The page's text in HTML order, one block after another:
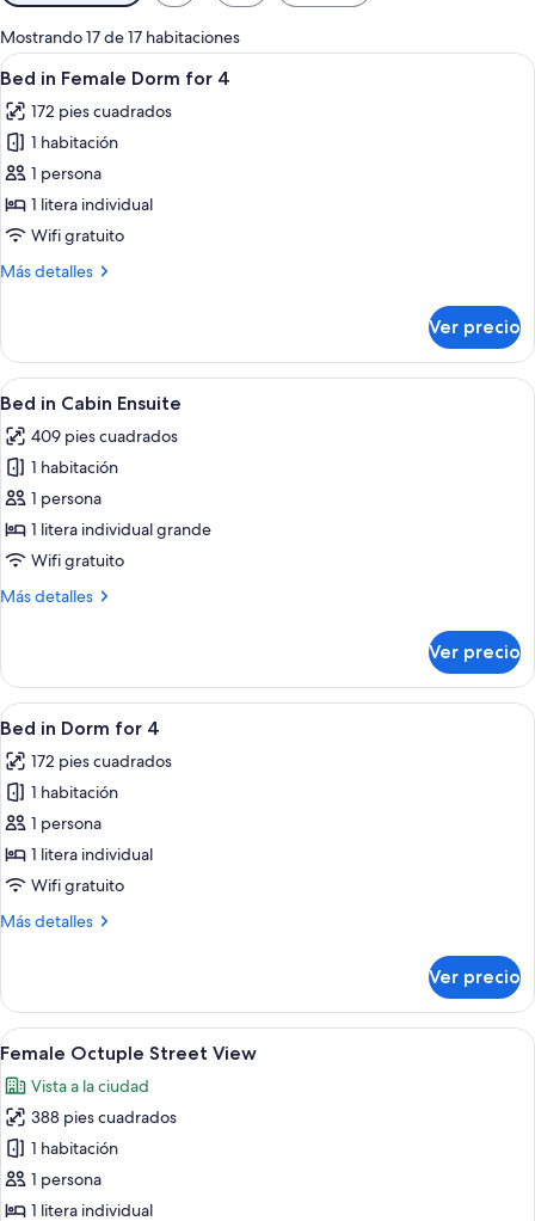
disponibles
para
las
habitaciones
Mostrando 17 de 17 habitaciones
Abrir
todas
las
fotos
de
Bed
in
Dorm
Habitación con literas y una puerta
7
Bed in Female Dorm for 4
172 pies cuadrados
1 habitación
1 persona
1 litera individual
Wifi gratuito
Más detalles
Más
in
Female
Dorm
4
Ver precio
Abrir
todas
las
fotos
de
Bed
in
Ensuite
Una habitación moderna y
10
Bed in Cabin Ensuite
409 pies cuadrados
1 habitación
1 persona
1 litera individual grande
Wifi gratuito
Más detalles
Más
in
Cabin
Ensuite
Ver precio
Abrir
todas
las
fotos
de
Bed
in
for
Habitación con literas, un colchón
7
Bed in Dorm for 4
172 pies cuadrados
1 habitación
1 persona
1 litera individual
Wifi gratuito
Más detalles
Más
in
Dorm
for
Ver precio
Abrir
todas
las
fotos
de
Female
Octuple
Un pasillo que lleva a una
6
Female Octuple Street View
Vista a la ciudad
388 pies cuadrados
1 habitación
1 persona
1 litera individual